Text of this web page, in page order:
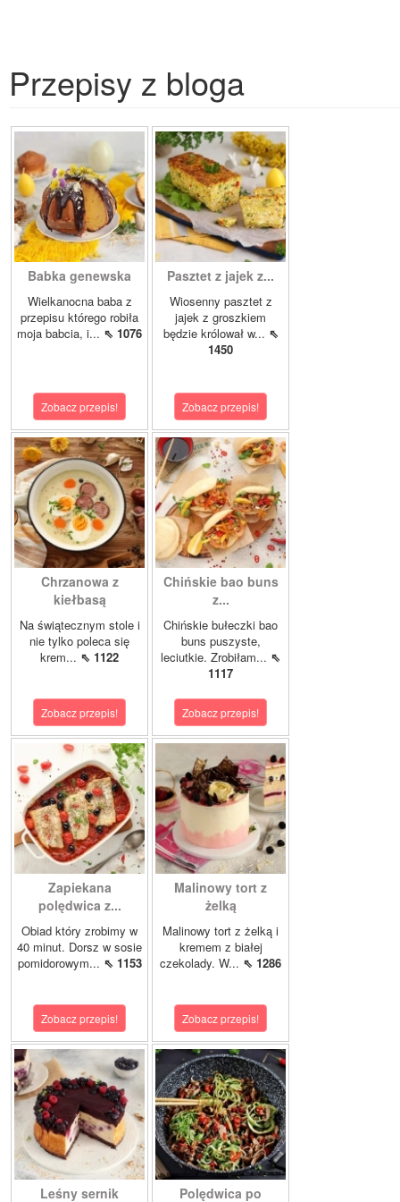
Przepisy z bloga
Babka genewska
Wielkanocna baba z
przepisu którego robiła
moja babcia, i... ⇖ 1076
Zobacz przepis!
Pasztet z jajek z...
Wiosenny pasztet z
jajek z groszkiem
będzie królował w... ⇖
1450
Zobacz przepis!
Chrzanowa z
kiełbasą
Na świątecznym stole i
nie tylko poleca się
krem... ⇖ 1122
Zobacz przepis!
Chińskie bao buns
z...
Chińskie bułeczki bao
buns puszyste,
leciutkie. Zrobiłam... ⇖
1117
Zobacz przepis!
Zapiekana
polędwica z...
Obiad który zrobimy w
40 minut. Dorsz w sosie
pomidorowym... ⇖ 1153
Zobacz przepis!
Malinowy tort z
żelką
Malinowy tort z żelką i
kremem z białej
czekolady. W... ⇖ 1286
Zobacz przepis!
Leśny sernik Polędwica po